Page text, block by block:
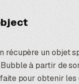
récupère un objet
à partir de
pour obtenir les